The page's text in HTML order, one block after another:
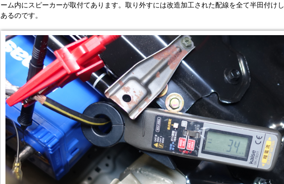
ーム内にスピーカーが取付てあります。取り外すには改造加工された配線を全て半田付け
あるのです。